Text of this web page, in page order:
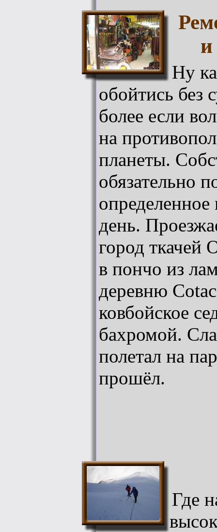
и
Ну
обойтись без
более если
на
планеты.
обязательно
день.
город ткачей
в пончо из
деревню
ковбойское
бахромой.
полетал на
прошёл.
Где